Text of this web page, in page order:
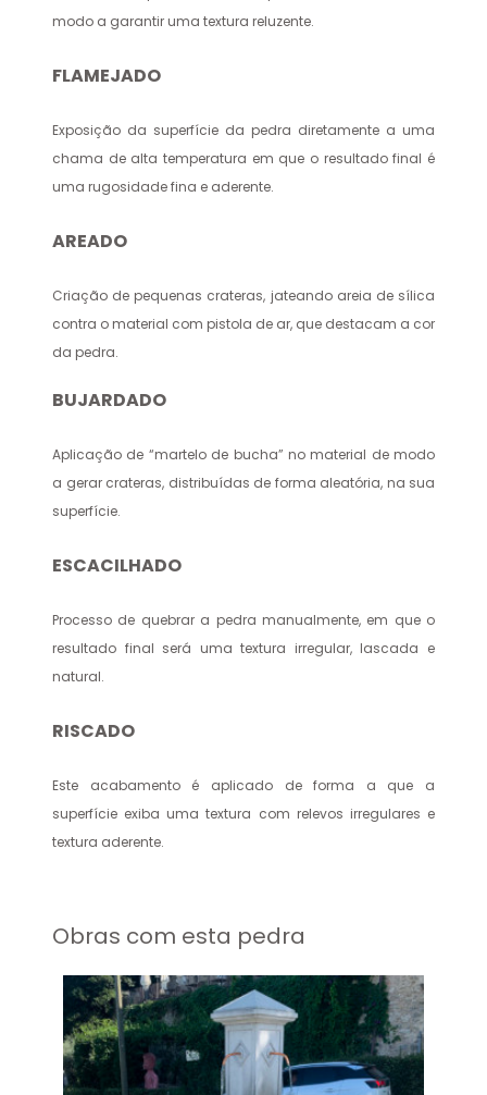
modo a garantir uma textura reluzente.
FLAMEJADO
Exposição da superfície da pedra diretamente a uma
chama de alta temperatura em que o resultado final é
uma rugosidade fina e aderente.
AREADO
Criação de pequenas crateras, jateando areia de sílica
contra o material com pistola de ar, que destacam a cor
da pedra.
BUJARDADO
Aplicação de “martelo de bucha” no material de modo
a gerar crateras, distribuídas de forma aleatória, na sua
superfície.
ESCACILHADO
Processo de quebrar a pedra manualmente, em que o
resultado final será uma textura irregular, lascada e
natural.
RISCADO
Este acabamento é aplicado de forma a que a
superfície exiba uma textura com relevos irregulares e
textura aderente.
Obras com esta pedra